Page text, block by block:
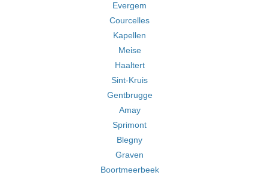
Evergem
Courcelles
Kapellen
Meise
Haaltert
Sint-Kruis
Gentbrugge
Amay
Sprimont
Blegny
Graven
Boortmeerbeek